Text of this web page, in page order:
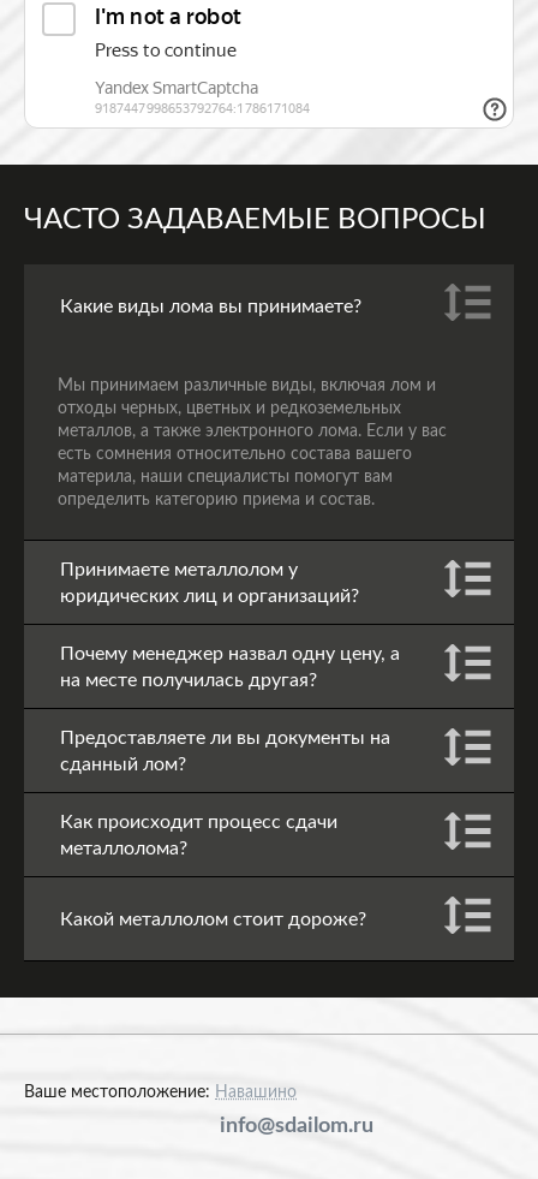
ЧАСТО ЗАДАВАЕМЫЕ ВОПРОСЫ
Какие виды лома вы принимаете?
Мы принимаем различные виды, включая лом и
отходы черных, цветных и редкоземельных
металлов, а также электронного лома. Если у вас
есть сомнения относительно состава вашего
материла, наши специалисты помогут вам
определить категорию приема и состав.
Принимаете металлолом у
юридических лиц и организаций?
Почему менеджер назвал одну цену, а
на месте получилась другая?
Предоставляете ли вы документы на
сданный лом?
Как происходит процесс сдачи
металлолома?
Какой металлолом стоит дороже?
Ваше местоположение: Навашино
info@sdailom.ru